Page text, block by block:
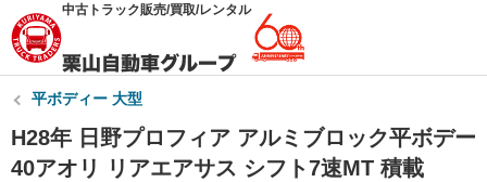
中古トラック販売/買取/レンタル
平ボディー 大型
H28年 日野プロフィア アルミブロック平ボデー
40アオリ リアエアサス シフト7速MT 積載